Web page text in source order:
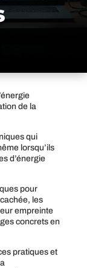
de la
qui
lorsqu’ils
d’énergie
pour
les
empreinte
concrets en
pratiques et